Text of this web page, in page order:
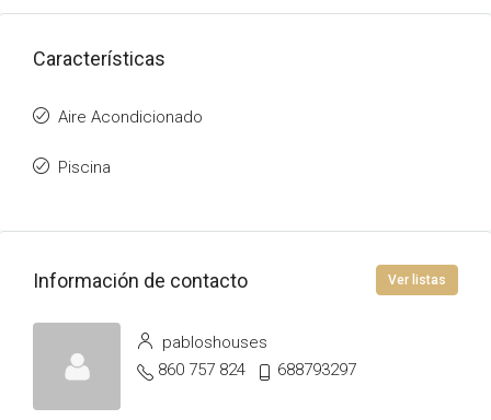
Características
Aire Acondicionado
Piscina
Información de contacto Ver listas
pabloshouses
860 757 824
688793297